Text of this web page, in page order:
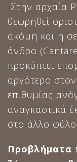
Στην αρχαία
θεωρηθεί
ακόμη και η
άνδρα
προκύπτει
αργότερο
επιθυμίας
αναγκαστικά
στο άλλο φύλο.
Προβλήματα